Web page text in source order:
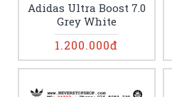
Adidas Ultra Boost 7.0
Grey White
1.200.000đ